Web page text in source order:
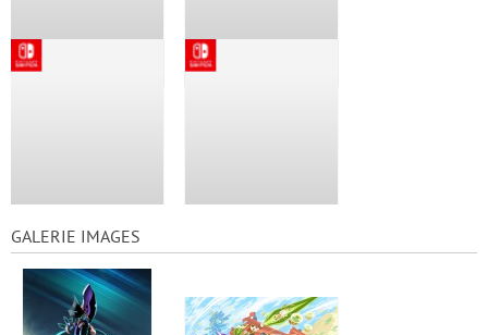
GALERIE IMAGES